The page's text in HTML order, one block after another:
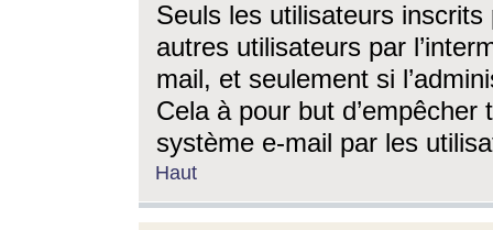
Seuls les utilisateurs
autres utilisateurs par
mail, et seulement si
Cela à pour but
système e-mail par les
Haut